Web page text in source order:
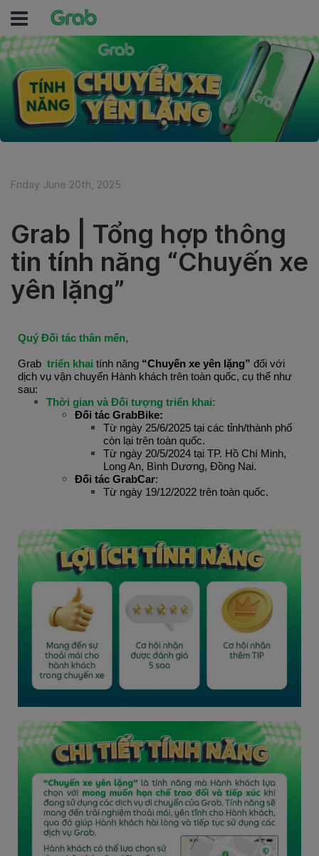
Friday June 20th, 2025
Grab | Tổng hợp thông
tin tính năng “Chuyến xe
yên lặng”
Quý Đối tác thân mến,
Grab triển khai tính năng “Chuyến xe yên lặng” đối với
dịch vụ vận chuyển Hành khách trên toàn quốc, cụ thể như
sau:
Thời gian và Đối tượng triển khai:
Đối tác GrabBike:
Từ ngày 25/6/2025 tại các tỉnh/thành phố
còn lại trên toàn quốc.
Từ ngày 20/5/2024 tại TP. Hồ Chí Minh,
Long An, Bình Dương, Đồng Nai.
Đối tác GrabCar:
Từ ngày 19/12/2022 trên toàn quốc.